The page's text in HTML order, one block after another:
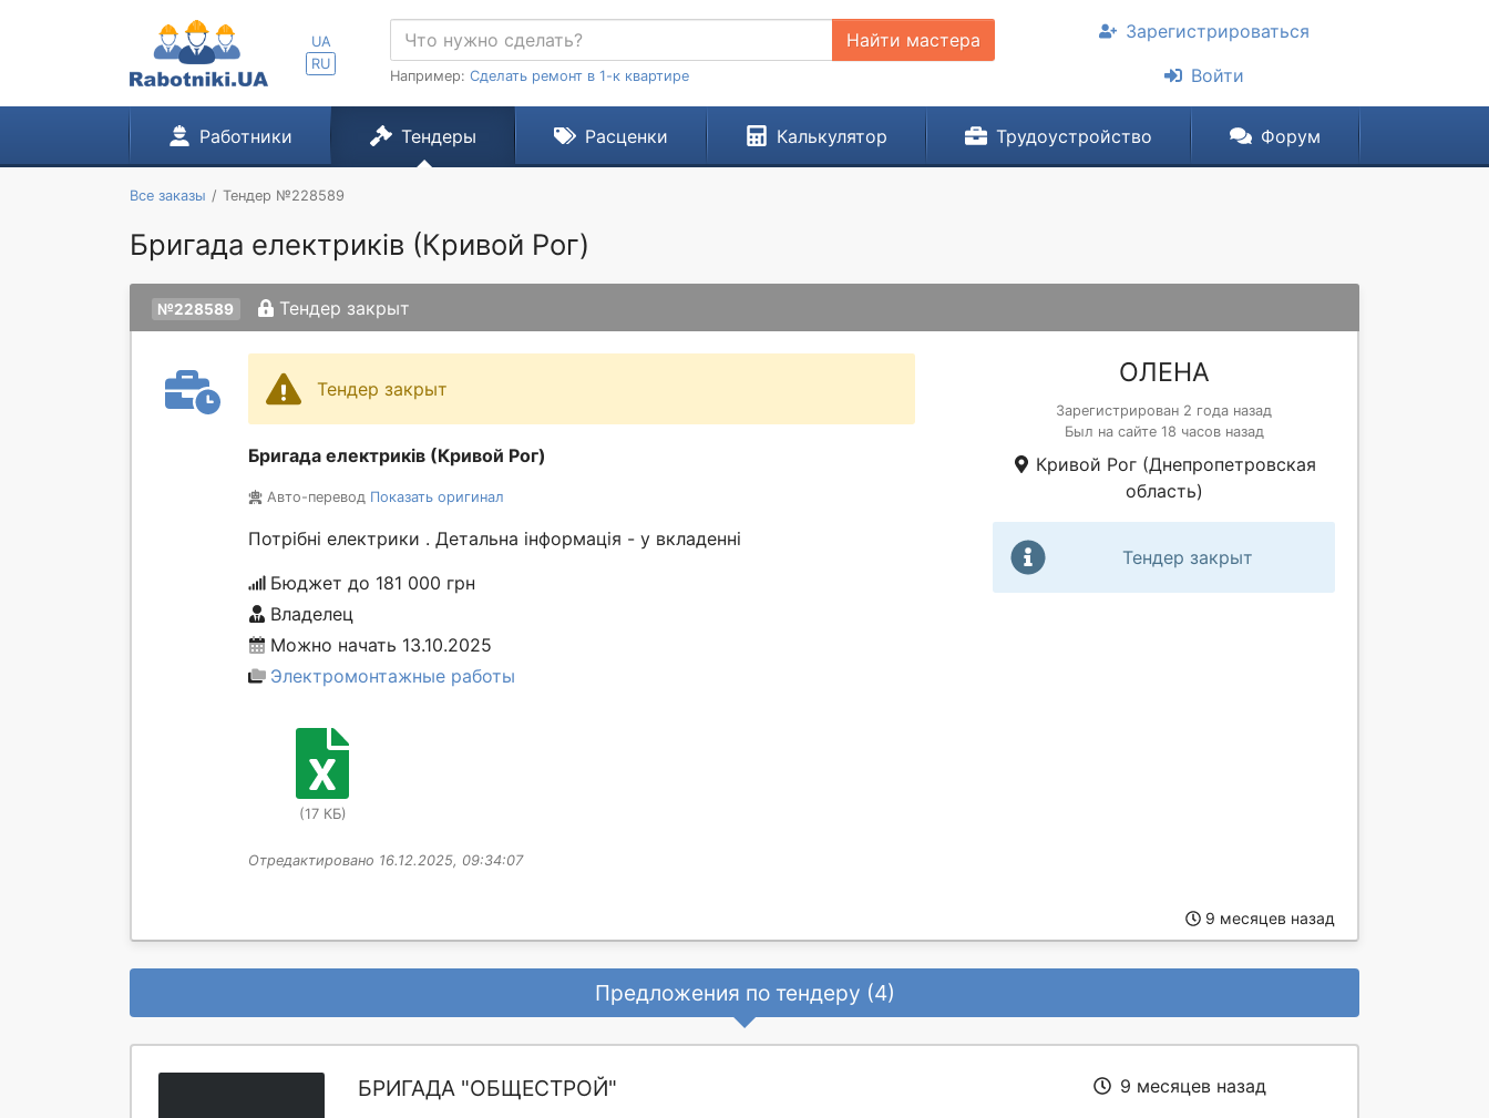
UA
RU
Найти мастера
Например: Сделать ремонт в 1-к квартире
Зарегистрироваться
Войти
Работники Тендеры Расценки Калькулятор Трудоустройство Форум
Все заказы Тендер №228589
Бригада електриків (Кривой Рог)
№228589 Тендер закрыт
Тендер закрыт
Бригада електриків (Кривой Рог)
Авто-перевод Показать оригинал
Потрібні електрики . Детальна інформація - у вкладенні
Бюджет до 181 000 грн
Владелец
Можно начать 13.10.2025
Электромонтажные работы
(17 КБ)
Отредактировано 16.12.2025, 09:34:07
ОЛЕНА
Зарегистрирован 2 года назад
Был на сайте 18 часов назад
Кривой Рог (Днепропетровская
область)
Тендер закрыт
9 месяцев назад
Предложения по тендеру (4)
БРИГАДА "ОБЩЕСТРОЙ" 9 месяцев назад